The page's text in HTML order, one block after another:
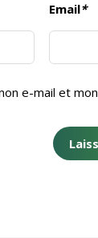
Email*
e-mail et